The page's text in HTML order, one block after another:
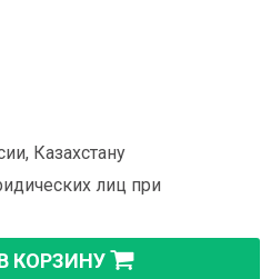
Казахстану
лиц при
КОРЗИНУ